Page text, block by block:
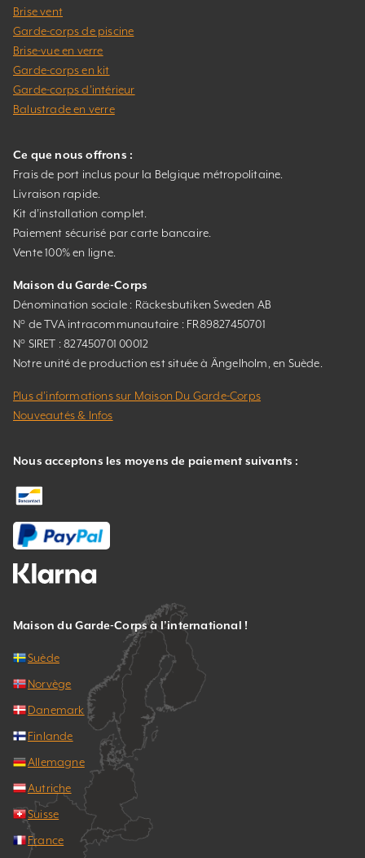
Brise vent
Garde-corps de piscine
Brise-vue en verre
Garde-corps en kit
Garde-corps d’intérieur
Balustrade en verre
Ce que nous offrons :
Frais de port inclus pour la Belgique métropolitaine.
Livraison rapide.
Kit d’installation complet.
Paiement sécurisé par carte bancaire.
Vente 100% en ligne.
Maison du Garde-Corps
Dénomination sociale : Räckesbutiken Sweden AB
N° de TVA intracommunautaire : FR89827450701
N° SIRET : 827450701 00012
Notre unité de production est située à Ängelholm, en Suède.
Plus d’informations sur Maison Du Garde-Corps
Nouveautés & Infos
Nous acceptons les moyens de paiement suivants :
Maison du Garde-Corps à l’international !
Suède
Norvège
Danemark
Finlande
Allemagne
Autriche
Suisse
France